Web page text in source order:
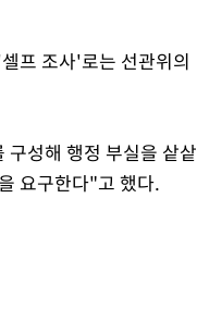
프 조사'로는 선관위의
성해 행정 부실을 샅샅
요구한다"고 했다.